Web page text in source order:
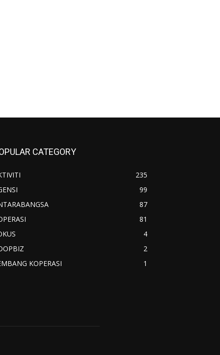
CATEGORY
235
99
87
81
4
2
KOPERASI
1